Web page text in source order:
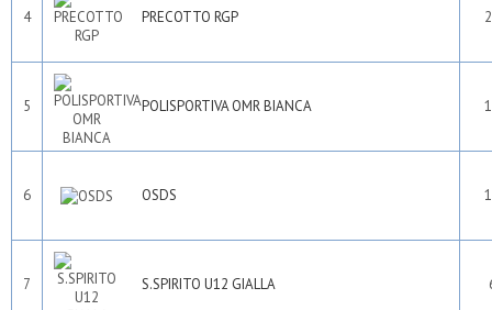
4 PRECOTTO RGP
5 POLISPORTIVA OMR BIANCA
6 OSDS
7 S.SPIRITO U12 GIALLA